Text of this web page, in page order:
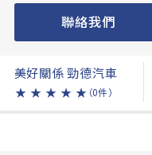
聯絡我們
美好關係 勁德汽車
★ ★ ★ ★ ★ （0件）